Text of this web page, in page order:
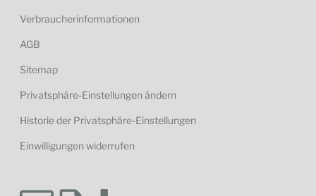
Verbraucherinformationen
AGB
Sitemap
Privatsphäre-Einstellungen ändern
Historie der Privatsphäre-Einstellungen
Einwilligungen widerrufen